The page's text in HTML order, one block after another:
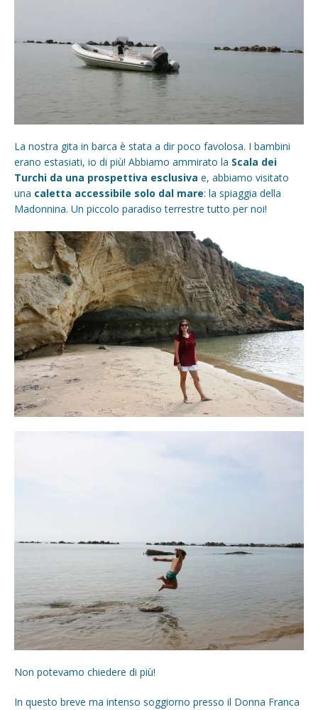
La nostra gita in barca è stata a dir poco favolosa. I bambini
erano estasiati, io di più! Abbiamo ammirato la Scala dei
Turchi da una prospettiva esclusiva e, abbiamo visitato
una caletta accessibile solo dal mare: la spiaggia della
Madonnina. Un piccolo paradiso terrestre tutto per noi!
Non potevamo chiedere di più!
In questo breve ma intenso soggiorno presso il Donna Franca